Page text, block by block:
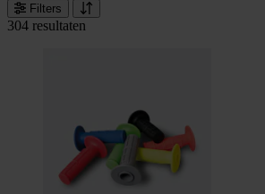
Filters
304 resultaten